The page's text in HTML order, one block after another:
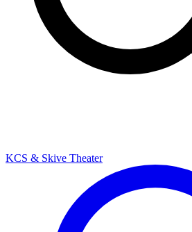
KCS & Skive Theater